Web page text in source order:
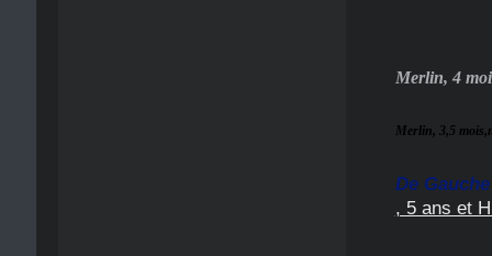
Merlin, 4
Merlin, 3,5
De
, 5 ans et